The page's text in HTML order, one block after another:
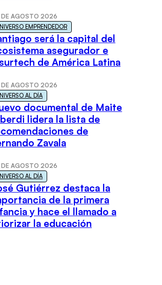
AGOSTO 2026
EMPRENDEDOR
será la capital del
asegurador e
de América Latina
AGOSTO 2026
AL DÍA
documental de Maite
lidera la lista de
de
Zavala
AGOSTO 2026
AL DÍA
Gutiérrez destaca la
de la primera
y hace el llamado a
la educación